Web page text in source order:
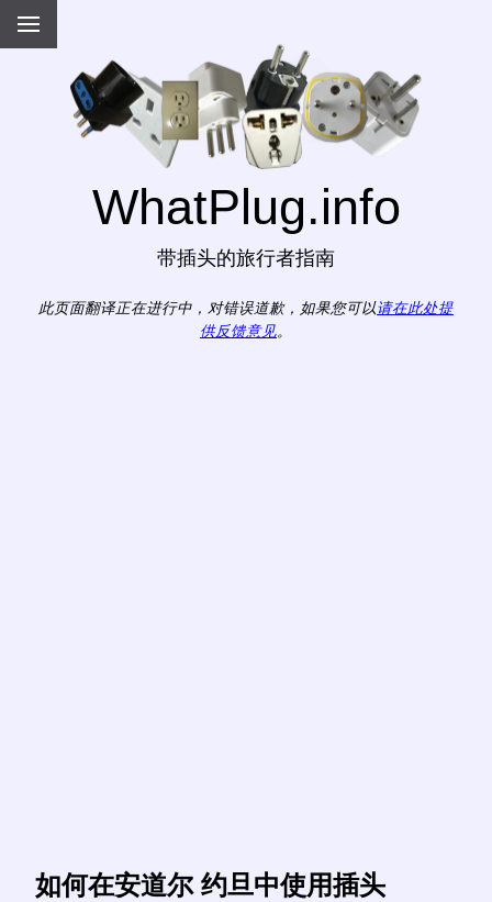
WhatPlug.info
带插头的旅行者指南
此页面翻译正在进行中，对错误道歉，如果您可以请在此处提
供反馈意见。
如何在安道尔 约旦中使用插头